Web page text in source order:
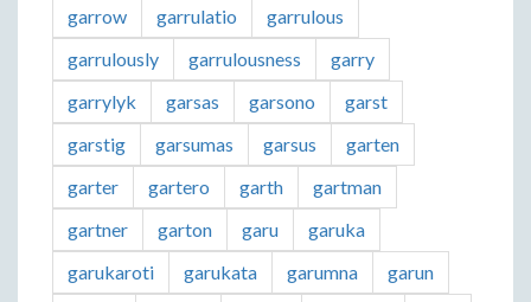
garrow
garrulatio
garrulous
garrulously
garrulousness
garry
garrylyk
garsas garsono
garst
garstig
garsumas garsus
garten
garter
gartero garth
gartman
gartner
garton garu
garuka
garukaroti
garukata garumna
garun